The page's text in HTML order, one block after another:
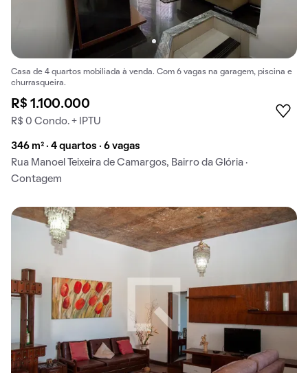
Casa de 4 quartos mobiliada à venda. Com 6 vagas na garagem, piscina e
churrasqueira.
R$ 1.100.000
R$ 0 Condo. + IPTU
346 m² · 4 quartos · 6 vagas
Rua Manoel Teixeira de Camargos, Bairro da Glória ·
Contagem